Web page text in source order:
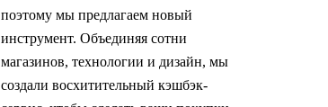
поэтому мы предлагаем новый
инструмент. Объединяя сотни
магазинов, технологии и дизайн, мы
создали восхитительный кэшбэк-